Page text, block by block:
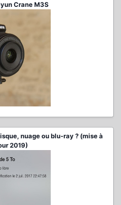
Crane M3S
nuage ou blu-ray ? (mise à
2019)